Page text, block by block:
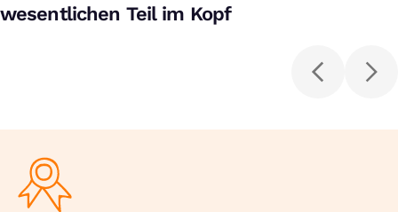
wesentlichen Teil im Kopf